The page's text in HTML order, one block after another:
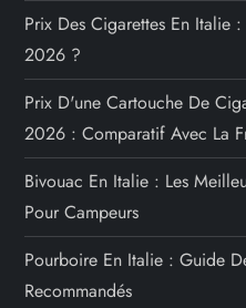
Prix Des Cigarettes En Italie
2026 ?
Prix D'une Cartouche De
2026 : Comparatif Avec La
Bivouac En Italie : Les
Pour Campeurs
Pourboire En Italie : Guide
Recommandés